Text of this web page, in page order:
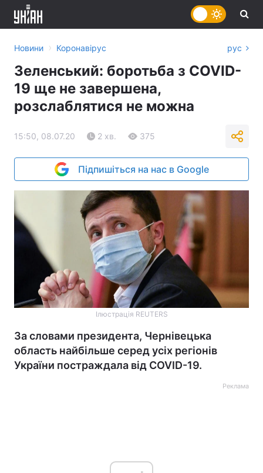
Новини › Коронавірус рус
Зеленський: боротьба з COVID-
19 ще не завершена,
розслаблятися не можна
15:50, 08.07.20 2 хв. 375
Підпишіться на нас в Google
Ілюстрація REUTERS
За словами президента, Чернівецька
область найбільше серед усіх регіонів
України постраждала від COVID-19.
Реклама